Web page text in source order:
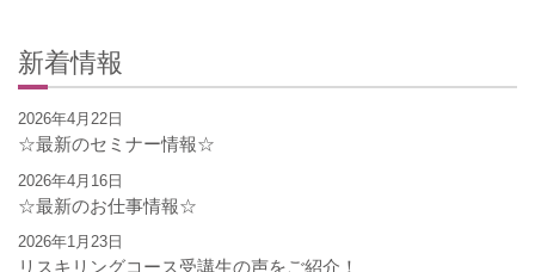
新着情報
2026年4月22日
☆最新のセミナー情報☆
2026年4月16日
☆最新のお仕事情報☆
2026年1月23日
リスキリングコース受講生の声をご紹介！